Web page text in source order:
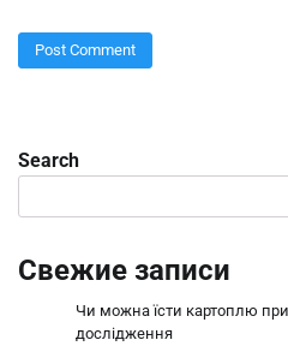
Search
Свежие записи
Чи можна їсти картоплю при
дослідження